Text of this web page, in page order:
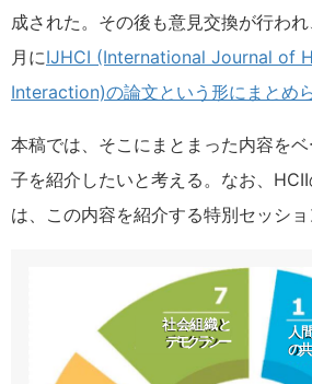
成された。その後も意見交換が行わ
月にIJHCI (International Journal of
Interaction)の論文という形にまとめ
本稿では、そこにまとまった内容を
子を紹介したいと考える。なお、
は、この内容を紹介する特別セッショ